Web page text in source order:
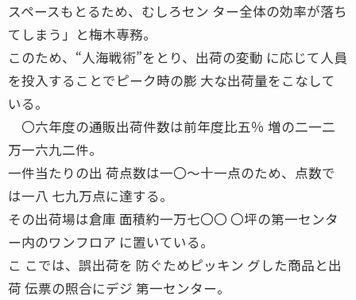
スペースもとるため、むしろセン ター全体の効率が落ち
てしまう」と梅木専務。
このため、“人海戦術”をとり、出荷の変動 に応じて人員
を投入することでピーク時の膨 大な出荷量をこなして
いる。
〇六年度の通販出荷件数は前年度比五％ 増の二一二
万一六九二件。
一件当たりの出 荷点数は一〇〜十一点のため、点数で
は一八 七九万点に達する。
その出荷場は倉庫 面積約一万七〇〇 〇坪の第一センタ
ー内のワンフロア に置いている。
こ こでは、誤出荷を 防ぐためピッキン グした商品と出
荷 伝票の照合にデジ 第一センター。